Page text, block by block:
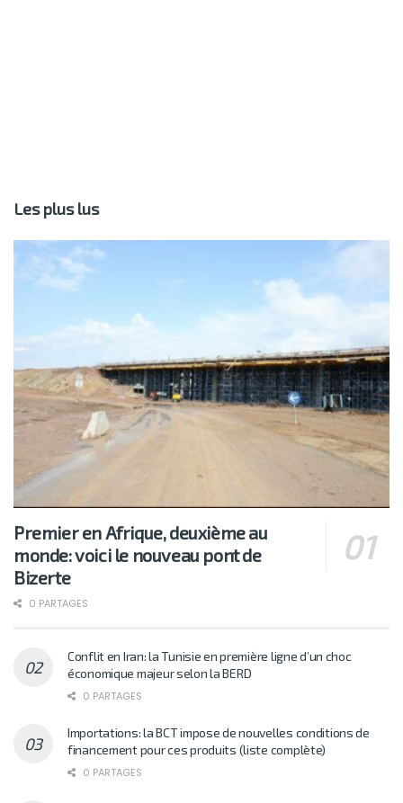
Les plus lus
Premier en Afrique, deuxième au
monde: voici le nouveau pont de
Bizerte
0 PARTAGES
Conflit en Iran: la Tunisie en première ligne d’un choc
économique majeur selon la BERD
0 PARTAGES
Importations: la BCT impose de nouvelles conditions de
financement pour ces produits (liste complète)
0 PARTAGES